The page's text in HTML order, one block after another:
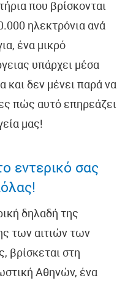
που βρίσκονται
ηλεκτρόνια ανά
ένα μικρό
υπάρχει μέσα
και δεν μένει παρά να
πώς αυτό επηρεάζει
μας!
εντερικό σας
δηλαδή της
των αιτιών των
βρίσκεται στη
Αθηνών, ένα